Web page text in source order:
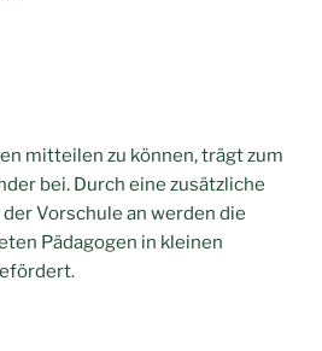
mitteilen zu können, trägt zum
bei. Durch eine zusätzliche
Vorschule an werden die
Pädagogen in kleinen